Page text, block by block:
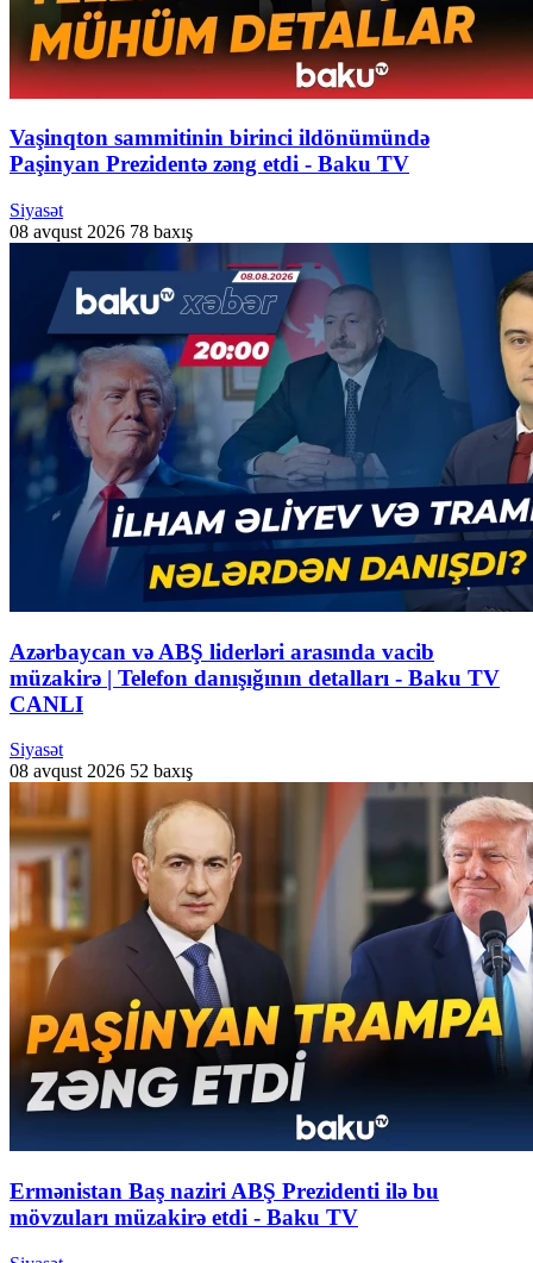
Vaşinqton sammitinin birinci ildönümündə
Paşinyan Prezidentə zəng etdi - Baku TV
Siyasət
08 avqust 2026 78 baxış
Azərbaycan və ABŞ liderləri arasında vacib
müzakirə | Telefon danışığının detalları - Baku TV
CANLI
Siyasət
08 avqust 2026 52 baxış
Ermənistan Baş naziri ABŞ Prezidenti ilə bu
mövzuları müzakirə etdi - Baku TV